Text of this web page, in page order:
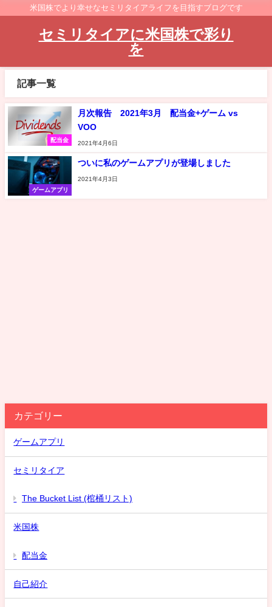
米国株でより幸せなセミリタイアライフを目指すブログです
セミリタイアに米国株で彩り
を
記事一覧
配当金
月次報告 2021年3月 配当金+ゲーム vs
VOO
2021年4月6日
ゲームアプリ
ついに私のゲームアプリが登場しました
2021年4月3日
カテゴリー
ゲームアプリ
セミリタイア
The Bucket List (棺桶リスト)
米国株
配当金
自己紹介